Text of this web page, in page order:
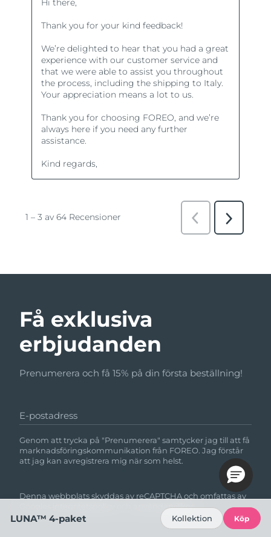
Få exklusiva
erbjudanden
Prenumerera och få 15% på din första beställning!
E-postadress
Genom att trycka på "Prenumerera" samtycker jag till att få
marknadsföringskommunikation från FOREO. Jag förstår
att jag kan avregistrera mig när som helst.
Denna webbplats skyddas av reCAPTCHA och omfattas av
användarvillkor.
LUNA™ 4-paket Kollektion Köp